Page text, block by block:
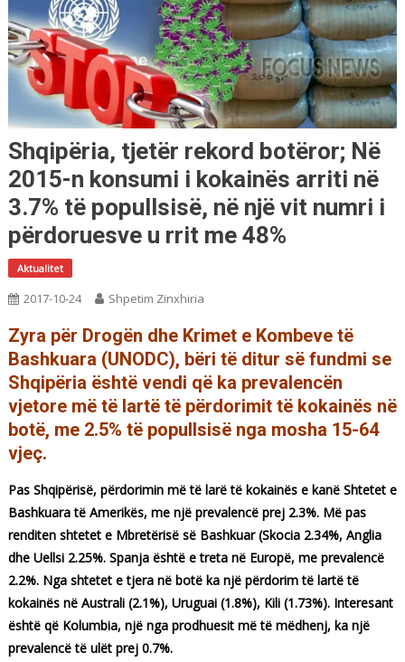
Shqipëria, tjetër rekord botëror; Në
2015-n konsumi i kokainës arriti në
3.7% të popullsisë, në një vit numri i
përdoruesve u rrit me 48%
Aktualitet
2017-10-24 Shpetim Zinxhiria
Zyra për Drogën dhe Krimet e Kombeve të
Bashkuara (UNODC), bëri të ditur së fundmi se
Shqipëria është vendi që ka prevalencën
vjetore më të lartë të përdorimit të kokainës në
botë, me 2.5% të popullsisë nga mosha 15-64
vjeç.
Pas Shqipërisë, përdorimin më të larë të kokainës e kanë Shtetet e
Bashkuara të Amerikës, me një prevalencë prej 2.3%. Më pas
renditen shtetet e Mbretërisë së Bashkuar (Skocia 2.34%, Anglia
dhe Uellsi 2.25%. Spanja është e treta në Europë, me prevalencë
2.2%. Nga shtetet e tjera në botë ka një përdorim të lartë të
kokainës në Australi (2.1%), Uruguai (1.8%), Kili (1.73%). Interesant
është që Kolumbia, një nga prodhuesit më të mëdhenj, ka një
prevalencë të ulët prej 0.7%.